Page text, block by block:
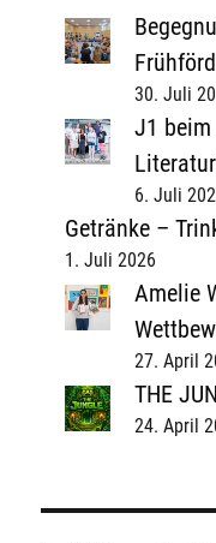
30. Juli
J1
6. Juli
Getränke –
1. Juli 2026
Amelie
27. April
THE
24. April